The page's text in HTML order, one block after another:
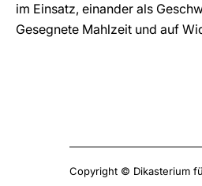
im Einsatz, einander als
Gesegnete Mahlzeit und auf
Copyright © Dikasterium